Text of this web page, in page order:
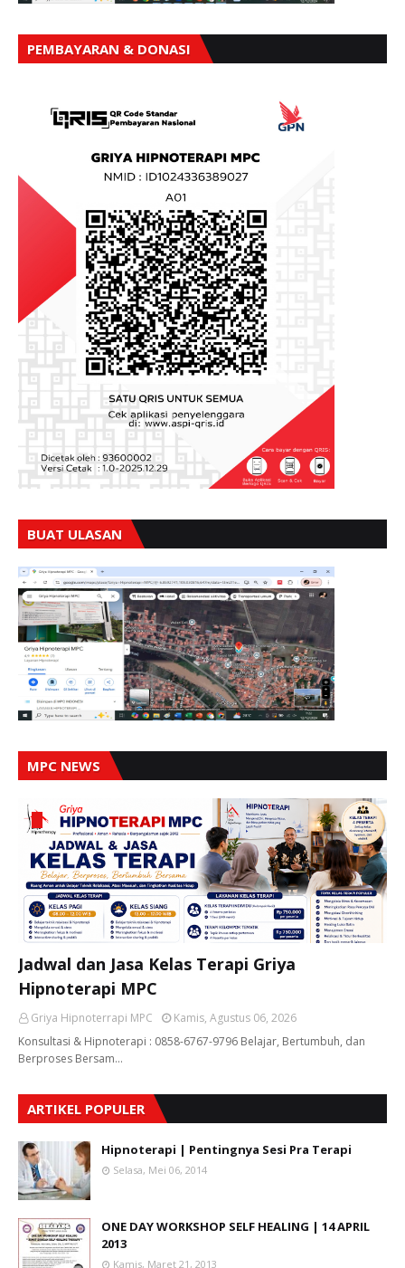
PEMBAYARAN & DONASI
BUAT ULASAN
MPC NEWS
Jadwal dan Jasa Kelas Terapi Griya
Hipnoterapi MPC
Griya Hipnoterrapi MPC
Kamis, Agustus 06, 2026
Konsultasi & Hipnoterapi : 0858-6767-9796 Belajar, Bertumbuh, dan
Berproses Bersam…
ARTIKEL POPULER
Hipnoterapi | Pentingnya Sesi Pra Terapi
Selasa, Mei 06, 2014
ONE DAY WORKSHOP SELF HEALING | 14 APRIL
2013
Kamis, Maret 21, 2013